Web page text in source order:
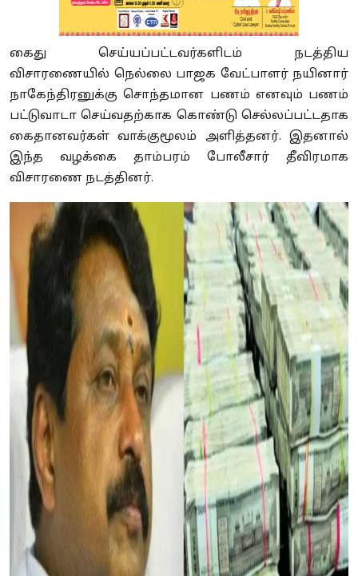
கைது செய்யப்பட்டவர்களிடம் நடத்திய
விசாரணையில் நெல்லை பாஜக வேட்பாளர் நயினார்
நாகேந்திரனுக்கு சொந்தமான பணம் எனவும் பணம்
பட்டுவாடா செய்வதற்காக கொண்டு செல்லப்பட்டதாக
கைதானவர்கள் வாக்குமூலம் அளித்தனர். இதனால்
இந்த வழக்கை தாம்பரம் போலீசார் தீவிரமாக
விசாரணை நடத்தினர்.